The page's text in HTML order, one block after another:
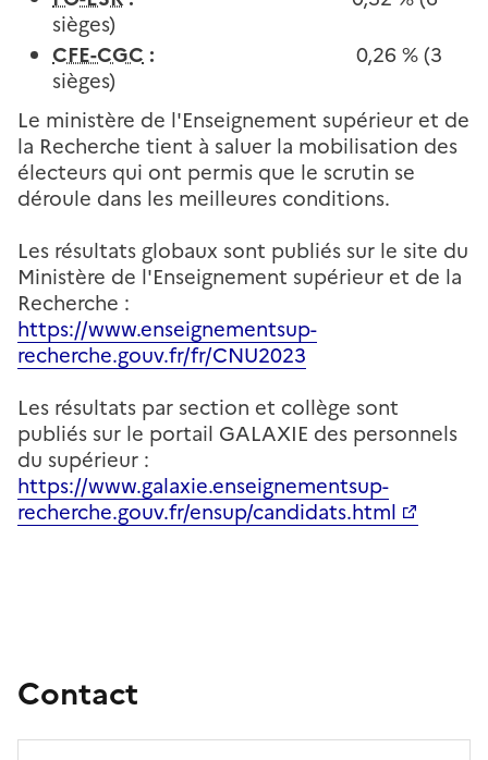
sièges)
CFE-CGC :
0,26 % (3
sièges)
Le ministère de l'Enseignement supérieur et de
la Recherche tient à saluer la mobilisation des
électeurs qui ont permis que le scrutin se
déroule dans les meilleures conditions.
Les résultats globaux sont publiés sur le site du
Ministère de l'Enseignement supérieur et de la
Recherche :
https://www.enseignementsup-
recherche.gouv.fr/fr/CNU2023
Les résultats par section et collège sont
publiés sur le portail GALAXIE des personnels
du supérieur :
https://www.galaxie.enseignementsup-
recherche.gouv.fr/ensup/candidats.html
Contact